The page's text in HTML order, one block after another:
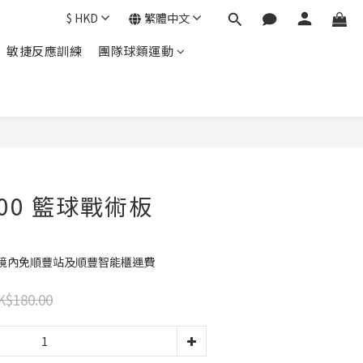
敏捷反應訓練
團隊球類運動
$ HKD 繁體中文
籃球戰術板
內免順豐站及順豐智能櫃運費